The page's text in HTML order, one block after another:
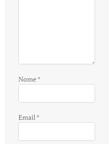
Nome*
Email*